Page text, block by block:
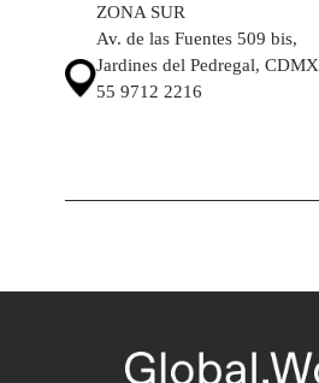
ZONA SUR
Av. de las Fuentes 509 bis,
Jardines del Pedregal, CDMX
55 9712 2216